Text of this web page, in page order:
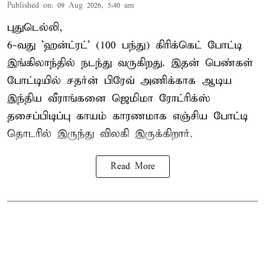
Published on: 09 Aug 2026, 5:40 am
புதுடெல்லி,
6-வது 'ஹன்ட்ரட்' (100 பந்து) கிரிக்கெட் போட்டி
இங்கிலாந்தில் நடந்து வருகிறது. இதன் பெண்கள்
போட்டியில் சதர்ன் பிரேவ் அணிக்காக ஆடிய
இந்திய வீராங்கனை ஜெமிமா ரோட்ரிக்ஸ்
தசைப்பிடிப்பு காயம் காரணமாக எஞ்சிய போட்டி
தொடரில் இருந்து விலகி இருக்கிறார்.
Read More